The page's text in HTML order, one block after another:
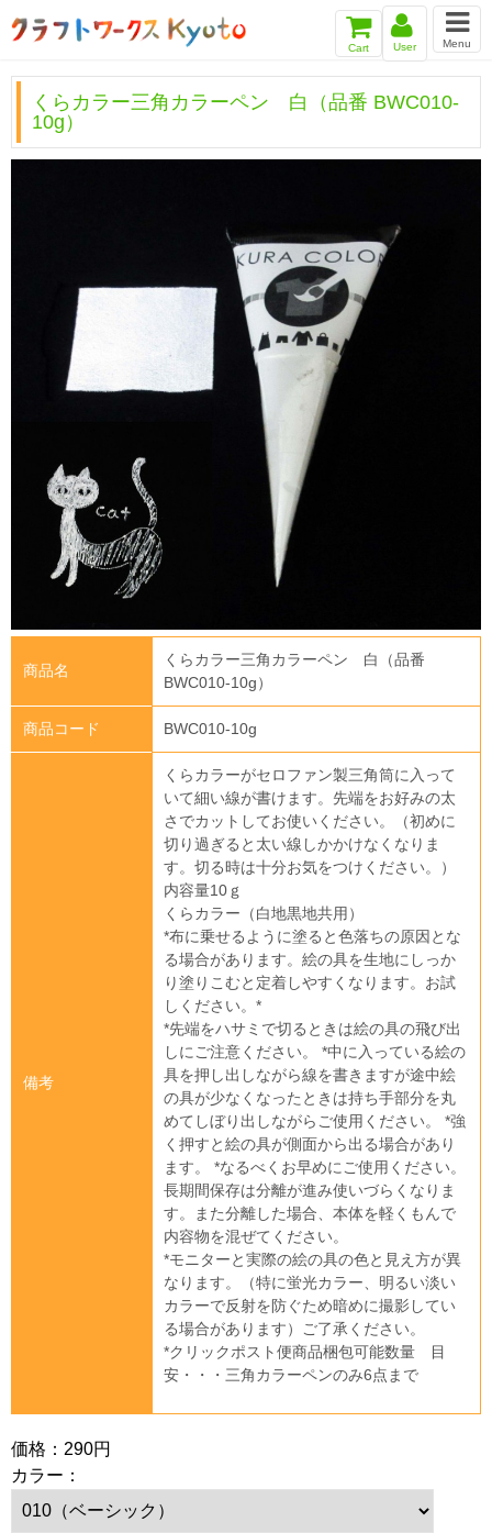
Cart User Menu
くらカラー三角カラーペン 白（品番 BWC010-
10g）
商品名
くらカラー三角カラーペン 白（品番
BWC010-10g）
商品コード BWC010-10g
備考
くらカラーがセロファン製三角筒に入って
いて細い線が書けます。先端をお好みの太
さでカットしてお使いください。（初めに
切り過ぎると太い線しかかけなくなりま
す。切る時は十分お気をつけください。）
内容量10ｇ
くらカラー（白地黒地共用）
*布に乗せるように塗ると色落ちの原因とな
る場合があります。絵の具を生地にしっか
り塗りこむと定着しやすくなります。お試
しください。*
*先端をハサミで切るときは絵の具の飛び出
しにご注意ください。 *中に入っている絵の
具を押し出しながら線を書きますが途中絵
の具が少なくなったときは持ち手部分を丸
めてしぼり出しながらご使用ください。 *強
く押すと絵の具が側面から出る場合があり
ます。 *なるべくお早めにご使用ください。
長期間保存は分離が進み使いづらくなりま
す。また分離した場合、本体を軽くもんで
内容物を混ぜてください。
*モニターと実際の絵の具の色と見え方が異
なります。（特に蛍光カラー、明るい淡い
カラーで反射を防ぐため暗めに撮影してい
る場合があります）ご了承ください。
*クリックポスト便商品梱包可能数量 目
安・・・三角カラーペンのみ6点まで
価格：290円
カラー：